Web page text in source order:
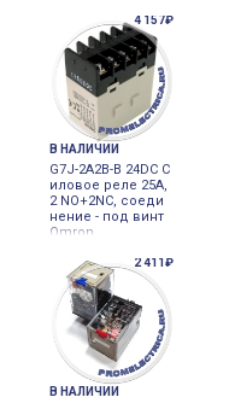
4 157₽
В НАЛИЧИИ
G7J-2A2B-B 24DC С
иловое реле 25A,
2 NO+2NC, соеди
нение - под винт
Omron
2 411₽
В НАЛИЧИИ